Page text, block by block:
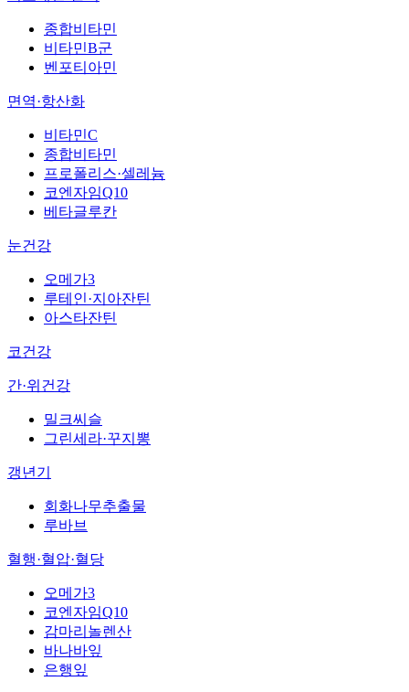
종합비타민
비타민B군
벤포티아민
면역·항산화
비타민C
종합비타민
프로폴리스·셀레늄
코엔자임Q10
베타글루칸
눈건강
오메가3
루테인·지아잔틴
아스타잔틴
코건강
간·위건강
밀크씨슬
그린세라·꾸지뽕
갱년기
회화나무추출물
루바브
혈행·혈압·혈당
오메가3
코엔자임Q10
감마리놀렌산
바나바잎
은행잎